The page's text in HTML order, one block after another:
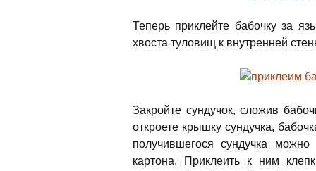
Теперь приклейте бабочку за
хвоста туловищ к внутренней
Закройте сундучок, сложив
откроете крышку сундучка,
получившегося сундучка
картона. Приклеить к ним